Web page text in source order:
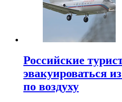
Российские
эвакуироваться
по воздуху